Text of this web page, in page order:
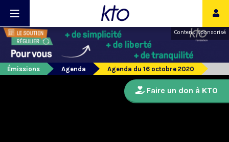
Contenu sponsorisé
Émissions Agenda Agenda du 16 octobre 2020
Faire un don à KTO